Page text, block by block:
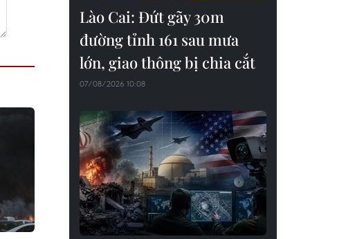
Lào Cai: Đứt gãy 30m
đường tỉnh 161 sau mưa
lớn, giao thông bị chia cắt
07/08/2026 10:08